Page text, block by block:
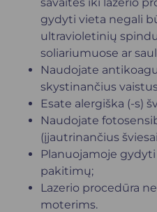
gydyti vieta negali
ultravioletinių
soliariumuose ar
Naudojate
skystinančius
Esate alergiška (-s)
Naudojate
(įjautrinančius
Planuojamoje
pakitimų;
Lazerio procedūra
moterims.